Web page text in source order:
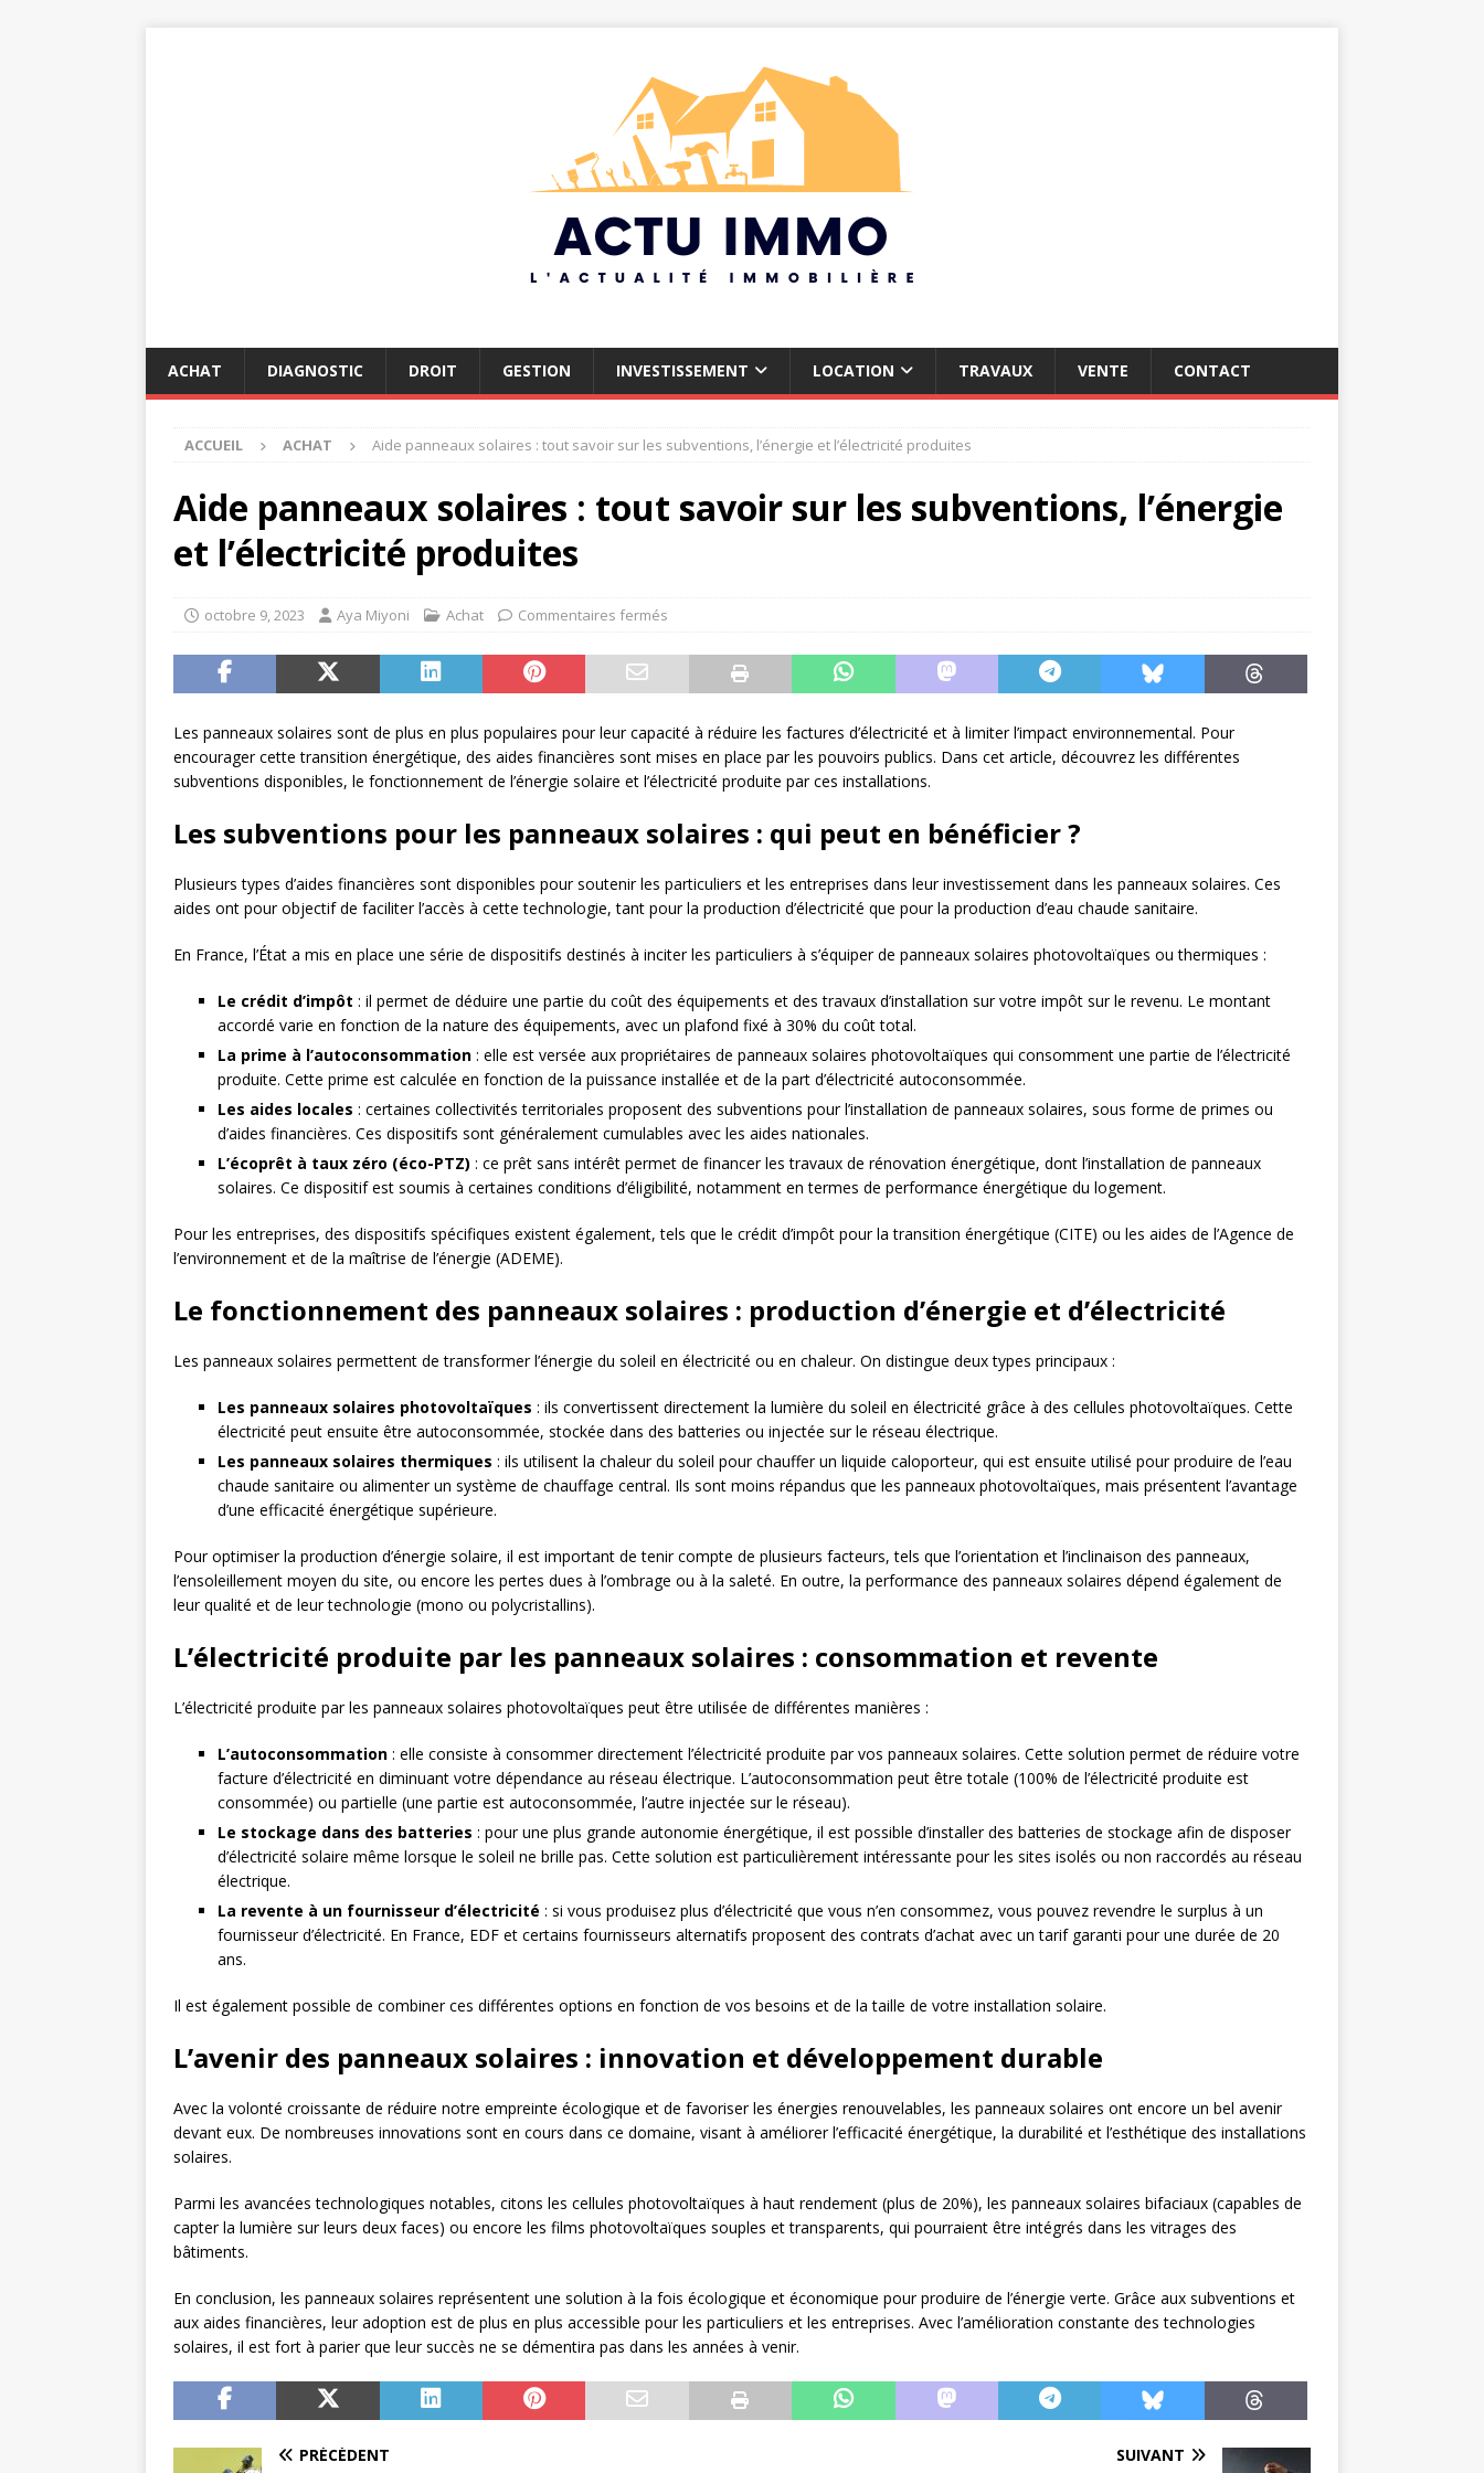
ACHAT DIAGNOSTIC DROIT GESTION INVESTISSEMENT LOCATION TRAVAUX VENTE CONTACT
ACCUEIL ACHAT Aide panneaux solaires : tout savoir sur les subventions, l’énergie et l’électricité produites
Aide panneaux solaires : tout savoir sur les subventions, l’énergie
et l’électricité produites
octobre 9, 2023 Aya Miyoni Achat Commentaires fermés
Les panneaux solaires sont de plus en plus populaires pour leur capacité à réduire les factures d’électricité et à limiter l’impact environnemental. Pour
encourager cette transition énergétique, des aides financières sont mises en place par les pouvoirs publics. Dans cet article, découvrez les différentes
subventions disponibles, le fonctionnement de l’énergie solaire et l’électricité produite par ces installations.
Les subventions pour les panneaux solaires : qui peut en bénéficier ?
Plusieurs types d’aides financières sont disponibles pour soutenir les particuliers et les entreprises dans leur investissement dans les panneaux solaires. Ces
aides ont pour objectif de faciliter l’accès à cette technologie, tant pour la production d’électricité que pour la production d’eau chaude sanitaire.
En France, l’État a mis en place une série de dispositifs destinés à inciter les particuliers à s’équiper de panneaux solaires photovoltaïques ou thermiques :
Le crédit d’impôt : il permet de déduire une partie du coût des équipements et des travaux d’installation sur votre impôt sur le revenu. Le montant
accordé varie en fonction de la nature des équipements, avec un plafond fixé à 30% du coût total.
La prime à l’autoconsommation : elle est versée aux propriétaires de panneaux solaires photovoltaïques qui consomment une partie de l’électricité
produite. Cette prime est calculée en fonction de la puissance installée et de la part d’électricité autoconsommée.
Les aides locales : certaines collectivités territoriales proposent des subventions pour l’installation de panneaux solaires, sous forme de primes ou
d’aides financières. Ces dispositifs sont généralement cumulables avec les aides nationales.
L’écoprêt à taux zéro (éco-PTZ) : ce prêt sans intérêt permet de financer les travaux de rénovation énergétique, dont l’installation de panneaux
solaires. Ce dispositif est soumis à certaines conditions d’éligibilité, notamment en termes de performance énergétique du logement.
Pour les entreprises, des dispositifs spécifiques existent également, tels que le crédit d’impôt pour la transition énergétique (CITE) ou les aides de l’Agence de
l’environnement et de la maîtrise de l’énergie (ADEME).
Le fonctionnement des panneaux solaires : production d’énergie et d’électricité
Les panneaux solaires permettent de transformer l’énergie du soleil en électricité ou en chaleur. On distingue deux types principaux :
Les panneaux solaires photovoltaïques : ils convertissent directement la lumière du soleil en électricité grâce à des cellules photovoltaïques. Cette
électricité peut ensuite être autoconsommée, stockée dans des batteries ou injectée sur le réseau électrique.
Les panneaux solaires thermiques : ils utilisent la chaleur du soleil pour chauffer un liquide caloporteur, qui est ensuite utilisé pour produire de l’eau
chaude sanitaire ou alimenter un système de chauffage central. Ils sont moins répandus que les panneaux photovoltaïques, mais présentent l’avantage
d’une efficacité énergétique supérieure.
Pour optimiser la production d’énergie solaire, il est important de tenir compte de plusieurs facteurs, tels que l’orientation et l’inclinaison des panneaux,
l’ensoleillement moyen du site, ou encore les pertes dues à l’ombrage ou à la saleté. En outre, la performance des panneaux solaires dépend également de
leur qualité et de leur technologie (mono ou polycristallins).
L’électricité produite par les panneaux solaires : consommation et revente
L’électricité produite par les panneaux solaires photovoltaïques peut être utilisée de différentes manières :
L’autoconsommation : elle consiste à consommer directement l’électricité produite par vos panneaux solaires. Cette solution permet de réduire votre
facture d’électricité en diminuant votre dépendance au réseau électrique. L’autoconsommation peut être totale (100% de l’électricité produite est
consommée) ou partielle (une partie est autoconsommée, l’autre injectée sur le réseau).
Le stockage dans des batteries : pour une plus grande autonomie énergétique, il est possible d’installer des batteries de stockage afin de disposer
d’électricité solaire même lorsque le soleil ne brille pas. Cette solution est particulièrement intéressante pour les sites isolés ou non raccordés au réseau
électrique.
La revente à un fournisseur d’électricité : si vous produisez plus d’électricité que vous n’en consommez, vous pouvez revendre le surplus à un
fournisseur d’électricité. En France, EDF et certains fournisseurs alternatifs proposent des contrats d’achat avec un tarif garanti pour une durée de 20
ans.
Il est également possible de combiner ces différentes options en fonction de vos besoins et de la taille de votre installation solaire.
L’avenir des panneaux solaires : innovation et développement durable
Avec la volonté croissante de réduire notre empreinte écologique et de favoriser les énergies renouvelables, les panneaux solaires ont encore un bel avenir
devant eux. De nombreuses innovations sont en cours dans ce domaine, visant à améliorer l’efficacité énergétique, la durabilité et l’esthétique des installations
solaires.
Parmi les avancées technologiques notables, citons les cellules photovoltaïques à haut rendement (plus de 20%), les panneaux solaires bifaciaux (capables de
capter la lumière sur leurs deux faces) ou encore les films photovoltaïques souples et transparents, qui pourraient être intégrés dans les vitrages des
bâtiments.
En conclusion, les panneaux solaires représentent une solution à la fois écologique et économique pour produire de l’énergie verte. Grâce aux subventions et
aux aides financières, leur adoption est de plus en plus accessible pour les particuliers et les entreprises. Avec l’amélioration constante des technologies
solaires, il est fort à parier que leur succès ne se démentira pas dans les années à venir.
PRÉCÉDENT SUIVANT